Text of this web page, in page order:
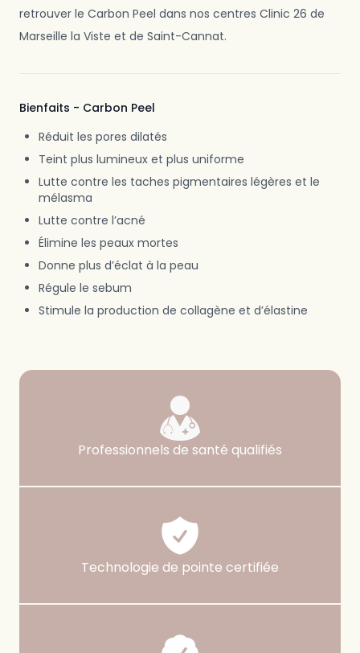
retrouver le Carbon Peel dans nos centres Clinic 26 de
Marseille la Viste et de Saint-Cannat.
Bienfaits - Carbon Peel
Réduit les pores dilatés
Teint plus lumineux et plus uniforme
Lutte contre les taches pigmentaires légères et le
mélasma
Lutte contre l’acné
Élimine les peaux mortes
Donne plus d’éclat à la peau
Régule le sebum
Stimule la production de collagène et d’élastine
Garanties
Notre haut niveau d’exigence en matière de
Professionnels de santé qualifiés
Technologie de pointe certifiée